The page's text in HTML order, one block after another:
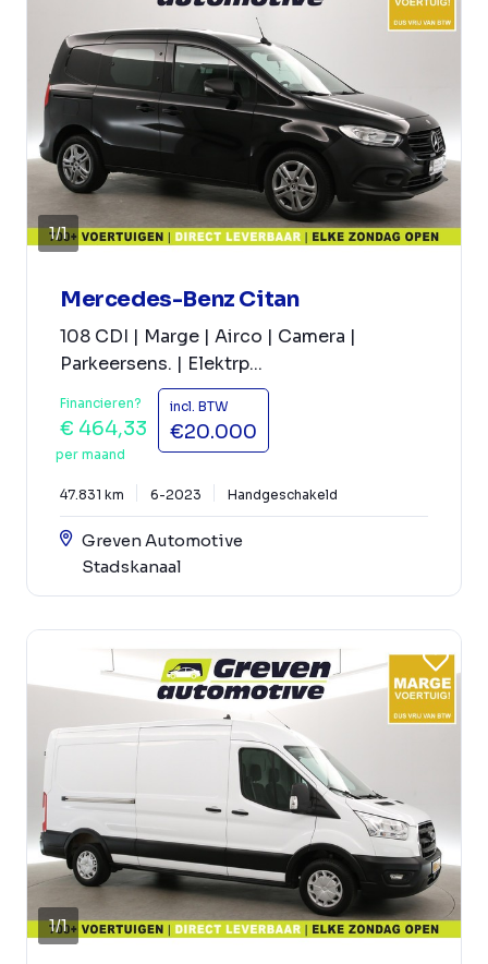
1/1
Mercedes-Benz Citan
108 CDI | Marge | Airco | Camera |
Parkeersens. | Elektrp...
Financieren?
€ 464,33
per maand
incl. BTW
€20.000
47.831 km 6-2023 Handgeschakeld
Greven Automotive
Stadskanaal
1/1